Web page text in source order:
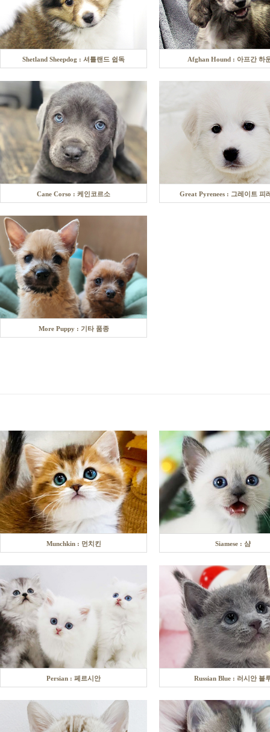
Shetland Sheepdog : 셔틀랜드 쉽독 Afghan Hound : 아프간 하
Cane Corso : 케인코르소 Great Pyrenees : 그레이트 피
More Puppy : 기타 품종
Munchkin : 먼치킨 Siamese : 샴
Persian : 페르시안 Russian Blue : 러시안 블